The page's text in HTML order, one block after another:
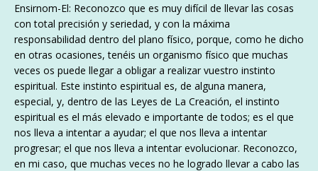
Ensirnom-El: Reconozco que es muy difícil de llevar las cosas
con total precisión y seriedad, y con la máxima
responsabilidad dentro del plano físico, porque, como he dicho
en otras ocasiones, tenéis un organismo físico que muchas
veces os puede llegar a obligar a realizar vuestro instinto
espiritual. Este instinto espiritual es, de alguna manera,
especial, y, dentro de las Leyes de La Creación, el instinto
espiritual es el más elevado e importante de todos; es el que
nos lleva a intentar a ayudar; el que nos lleva a intentar
progresar; el que nos lleva a intentar evolucionar. Reconozco,
en mi caso, que muchas veces no he logrado llevar a cabo las